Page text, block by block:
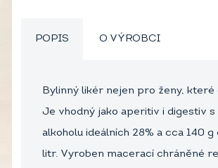
POPIS O VÝROBCI
Bylinný likér nejen pro ženy, které
Je vhodný jako aperitiv i digestiv s
alkoholu ideálních 28% a cca 140 g
litr. Vyroben macerací chráněné